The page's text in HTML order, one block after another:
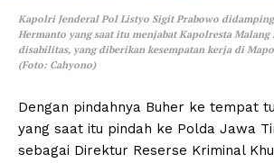
Kapolri Jenderal Pol Listyo Sigit Prabowo
Hermanto yang saat itu menjabat Kapolresta Malang
disabilitas, yang diberikan kesempatan kerja di
(Foto: Cahyono)
Dengan pindahnya Buher ke tempat
yang saat itu pindah ke Polda Jawa
sebagai Direktur Reserse Kriminal